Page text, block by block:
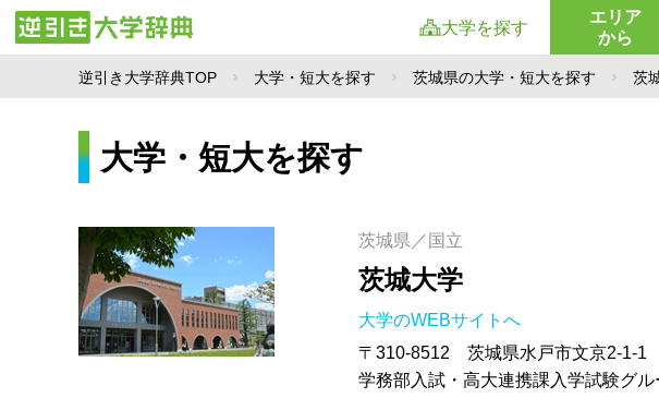
大学を探す
エリア
から
逆引き大学辞典TOP 大学・短大を探す 茨城県の大学・短大を探す 茨
大学・短大を探す
茨城県／国立
茨城大学
大学のWEBサイトへ
〒310-8512 茨城県水戸市文京2-1-1
学務部入試・高大連携課入学試験グ